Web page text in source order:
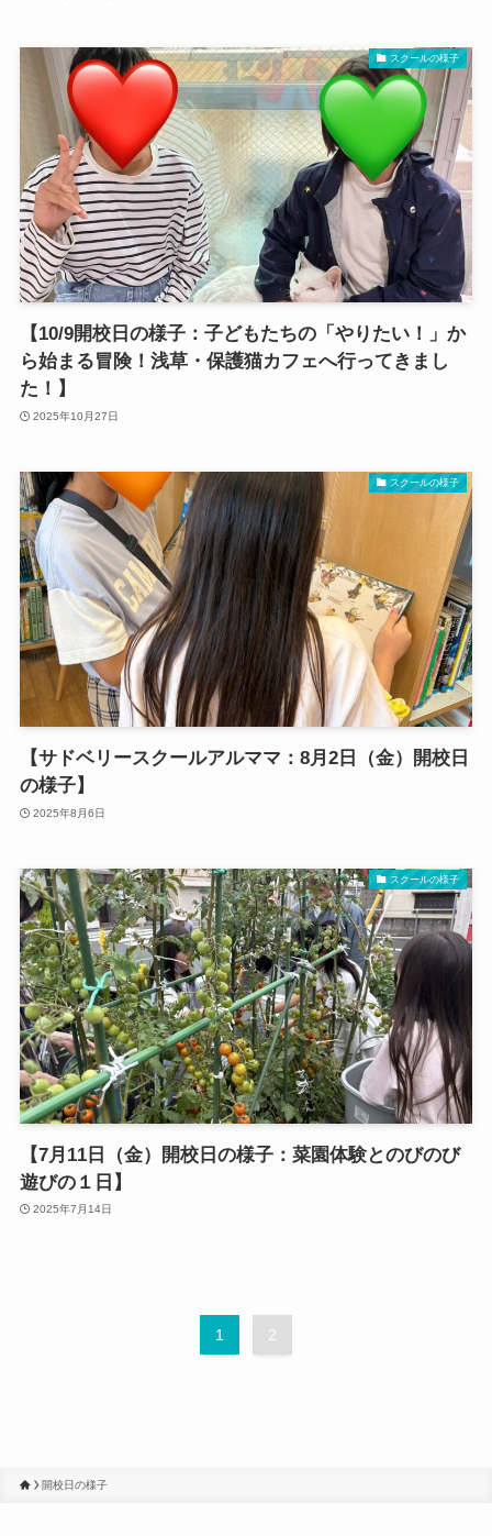
スクールの様子
【10/9開校日の様子：子どもたちの「やりたい！」か
ら始まる冒険！浅草・保護猫カフェへ行ってきまし
た！】
2025年10月27日
スクールの様子
【サドベリースクールアルママ：8月2日（金）開校日
の様子】
2025年8月6日
スクールの様子
【7月11日（金）開校日の様子：菜園体験とのびのび
遊びの１日】
2025年7月14日
1 2
開校日の様子